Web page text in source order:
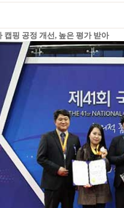
캡핑 공정 개선, 높은 평가 받아